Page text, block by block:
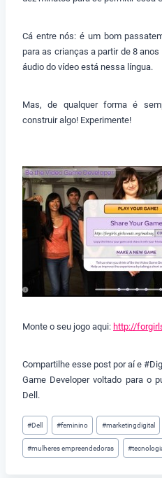
Cá entre nós: é um bom
para as crianças a partir de 8
áudio do vídeo está nessa língua.
Mas, de qualquer forma é
construir algo! Experimente!
Monte o seu jogo aqui: http://
Compartilhe esse post por aí e
Game Developer voltado para o
Dell.
Tags
do
Post:
#Dell #feminino #marketingdigital
#mulheres empreendedoras #